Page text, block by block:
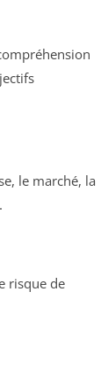
le marché, la
risque de